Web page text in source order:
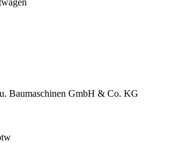
Baumaschinen GmbH & Co. KG